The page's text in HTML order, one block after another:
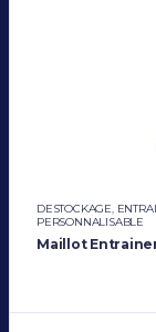
DESTOCKAGE,
PERSONNALISABLE
Maillot